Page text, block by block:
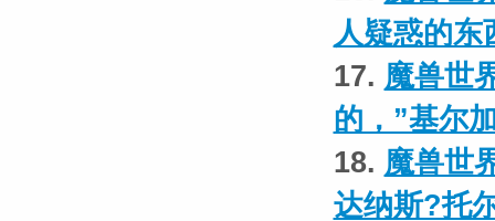
人疑惑的东
17. 魔兽世
的，”基尔
18. 魔兽世
达纳斯?托